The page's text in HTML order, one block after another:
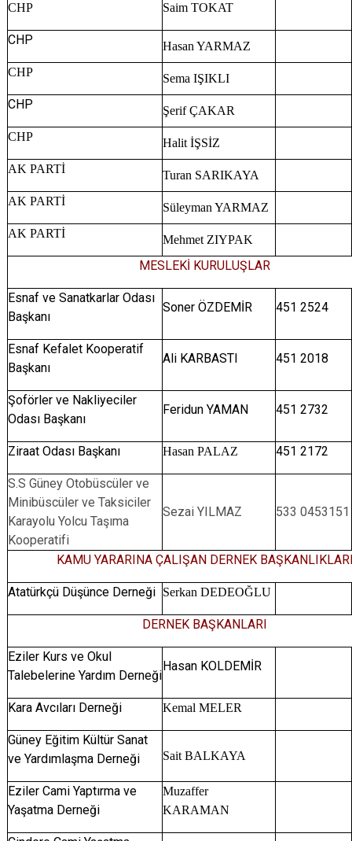
CHP Saim TOKAT
CHP
Hasan YARMAZ
CHP
Sema IŞIKLI
CHP
Şerif ÇAKAR
CHP
Halit İŞSİZ
AK PARTİ
Turan SARIKAYA
AK PARTİ
Süleyman YARMAZ
AK PARTİ
Mehmet ZIYPAK
MESLEKİ KURULUŞLAR
Esnaf ve Sanatkarlar Odası
Başkanı
Soner ÖZDEMİR 451 2524
Esnaf Kefalet Kooperatif
Başkanı
Ali KARBASTI 451 2018
Şoförler ve Nakliyeciler
Odası Başkanı
Feridun YAMAN 451 2732
Ziraat Odası Başkanı Hasan PALAZ 451 2172
S.S Güney Otobüscüler ve
Minibüscüler ve Taksiciler
Karayolu Yolcu Taşıma
Kooperatifi
Sezai YILMAZ 533 0453151
KAMU YARARINA ÇALIŞAN DERNEK
Atatürkçü Düşünce Derneği Serkan DEDEOĞLU
DERNEK BAŞKANLARI
Eziler Kurs ve Okul
Talebelerine Yardım Derneği
Hasan KOLDEMİR
Kara Avcıları Derneği Kemal MELER
Güney Eğitim Kültür Sanat
ve Yardımlaşma Derneği
Sait BALKAYA
Eziler Cami Yaptırma ve
Yaşatma Derneği
Muzaffer
KARAMAN